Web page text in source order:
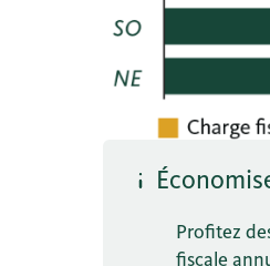
Profitez
fiscale